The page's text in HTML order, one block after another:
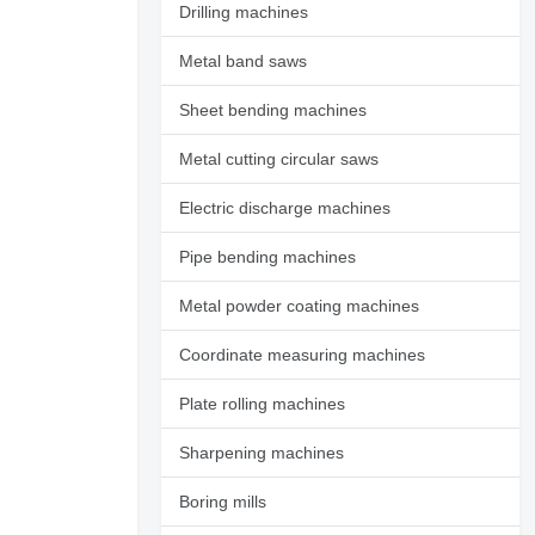
Drilling machines
Metal band saws
Sheet bending machines
Metal cutting circular saws
Electric discharge machines
Pipe bending machines
Metal powder coating machines
Coordinate measuring machines
Plate rolling machines
Sharpening machines
Boring mills